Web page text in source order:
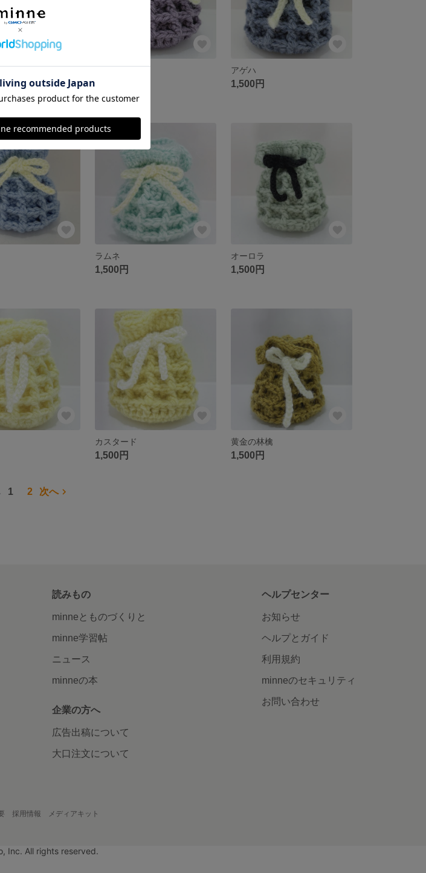
アゲハ
1,500円
ラムネ
1,500円
オーロラ
1,500円
カスタード
1,500円
黄金の林檎
1,500円
1 2 次へ
読みもの
minneとものづくりと
minne学習帖
ニュース
minneの本
企業の方へ
広告出稿について
大口注文について
ヘルプセンター
お知らせ
ヘルプとガイド
利用規約
minneのセキュリティ
お問い合わせ
採用情報 メディアキット
Inc. All rights reserved.